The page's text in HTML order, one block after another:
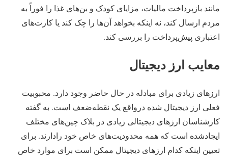
مانند بازپرداخت مالیات، مزایای کودک و بن‌های غذا را فوراً به
مردم ارسال کند، نه اینکه بخواهد آن‌ها را چک کند یا کارت‌های
اعتباری پیش‌پرداخت را بررسی کند.
معایب ارز دیجیتال
ارزهای زیادی برای مبادله در حال حاضر وجود دارد. محبوبیت
فعلی ارز دیجیتال شده درواقع یک نقطه‌ضعف است. به گفته
کارشناسان ارزهای دیجیتالی زیادی در بلاک چین‌های مختلف
ایجادشده است که همه محدودیت‌های خاص خود رادارند. برای
تعیین اینکه کدام ارزهای دیجیتال ممکن است برای موارد خاص